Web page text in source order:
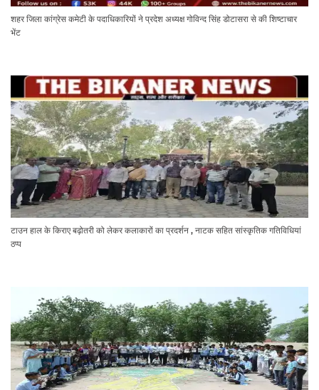
शहर जिला कांग्रेस कमेटी के पदाधिकारियों ने प्रदेश अध्यक्ष गोविन्द सिंह डोटासरा से की शिष्टाचार
भेंट
टाउन हाल के किराए बढ़ोतरी को लेकर कलाकारों का प्रदर्शन , नाटक सहित सांस्कृतिक गतिविधियां
ठप्प